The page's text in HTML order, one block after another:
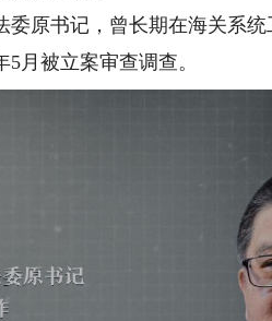
原书记，曾长期在海关系统
月被立案审查调查。